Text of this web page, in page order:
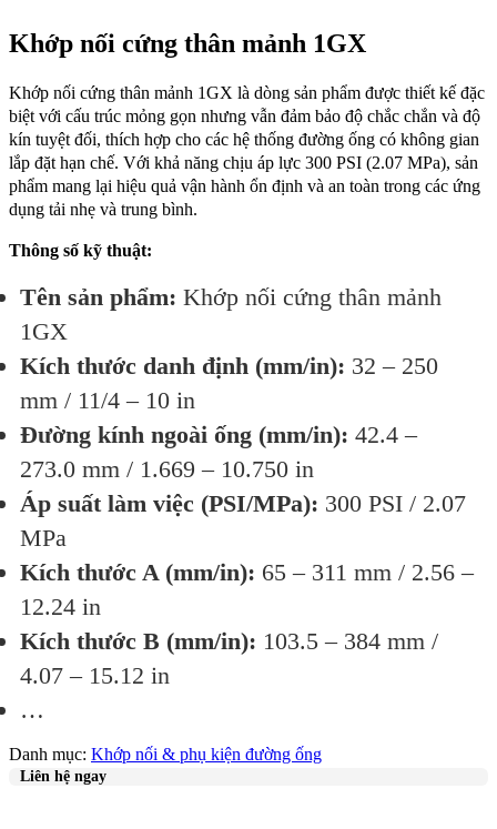
Khớp nối cứng thân mảnh 1GX
Khớp nối cứng thân mảnh 1GX là dòng sản phẩm được thiết kế đặc
biệt với cấu trúc mỏng gọn nhưng vẫn đảm bảo độ chắc chắn và độ
kín tuyệt đối, thích hợp cho các hệ thống đường ống có không gian
lắp đặt hạn chế. Với khả năng chịu áp lực 300 PSI (2.07 MPa), sản
phẩm mang lại hiệu quả vận hành ổn định và an toàn trong các ứng
dụng tải nhẹ và trung bình.
Thông số kỹ thuật:
Tên sản phẩm: Khớp nối cứng thân mảnh
1GX
Kích thước danh định (mm/in): 32 – 250
mm / 11/4 – 10 in
Đường kính ngoài ống (mm/in): 42.4 –
273.0 mm / 1.669 – 10.750 in
Áp suất làm việc (PSI/MPa): 300 PSI / 2.07
MPa
Kích thước A (mm/in): 65 – 311 mm / 2.56 –
12.24 in
Kích thước B (mm/in): 103.5 – 384 mm /
4.07 – 15.12 in
…
Danh mục: Khớp nối & phụ kiện đường ống
Liên hệ ngay